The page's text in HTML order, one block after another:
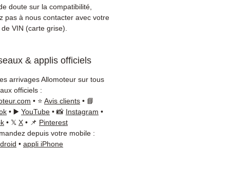
sur votre véhicule
Notre équipe technique
par WhatsApp au
& garantie : Expédition en
ouvrés en France
livraison gratuite
sécurisée. Expédition
(Belgique, Suisse,
Italie, Espagne, Pays-
sur devis. Garantie
pièces — montage par
doute sur la compatibilité,
pas à nous contacter avec votre
VIN (carte grise).
& applis officiels
arrivages Allomoteur sur tous
officiels :
• ⭐ Avis clients • 📘
• ▶️ YouTube • 📸 Instagram •
• 𝕏 X • 📌 Pinterest
depuis votre mobile :
• appli iPhone